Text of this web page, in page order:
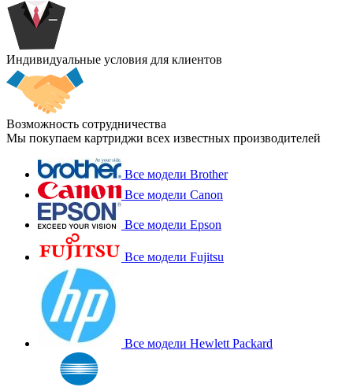
Индивидуальные условия для клиентов
Возможность сотрудничества
Мы покупаем картриджи всех известных производителей
Все модели Brother
Все модели Canon
Все модели Epson
Все модели Fujitsu
Все модели Hewlett Packard